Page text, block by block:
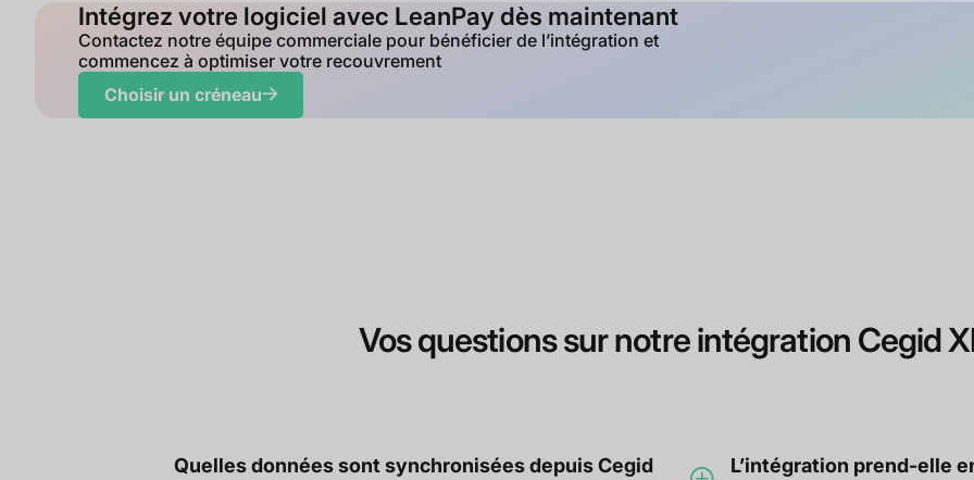
Intégrez votre logiciel avec LeanPay dès maintenant
Contactez notre équipe commerciale pour bénéficier de l’intégration et
commencez à optimiser votre recouvrement
Choisir un créneau
Vos questions sur notre intégration Cegid
Quelles données sont synchronisées depuis Cegid
L’intégration prend-elle